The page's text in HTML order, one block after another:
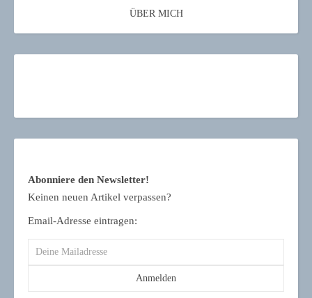
ÜBER MICH
Abonniere den Newsletter!
Keinen neuen Artikel verpassen?
Email-Adresse eintragen: